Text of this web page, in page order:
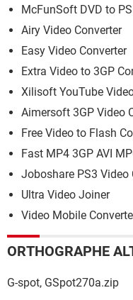
McFunSoft DVD to
Airy Video Converter
Easy Video Converter
Extra Video to 3GP
Xilisoft YouTube
Aimersoft 3GP Video
Free Video to Flash
Fast MP4 3GP AVI
Joboshare PS3 Video
Ultra Video Joiner
Video Mobile
ORTHOGRAPHE
G-spot, GSpot270a.zip